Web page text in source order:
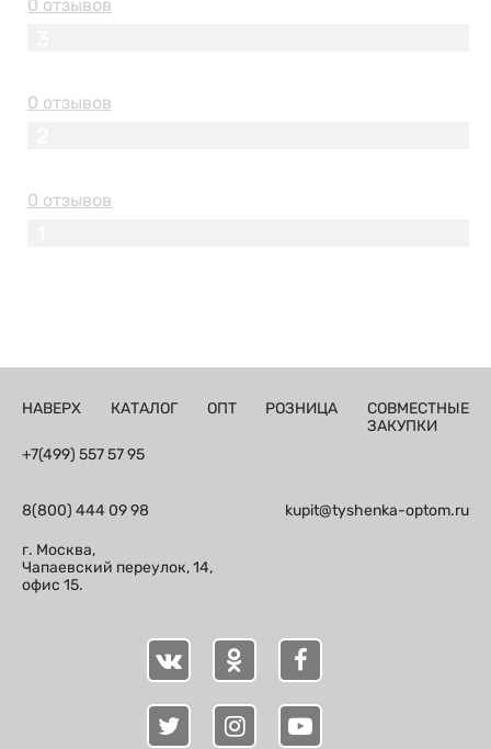
0 отзывов
0 отзывов
0 отзывов
НАВЕРХ КАТАЛОГ ОПТ РОЗНИЦА
СОВМЕСТНЫЕ
ЗАКУПКИ
+7(499) 557 57 95
8(800) 444 09 98 kupit@tyshenka-optom.ru
г. Москва,
Чапаевский переулок, 14,
офис 15.